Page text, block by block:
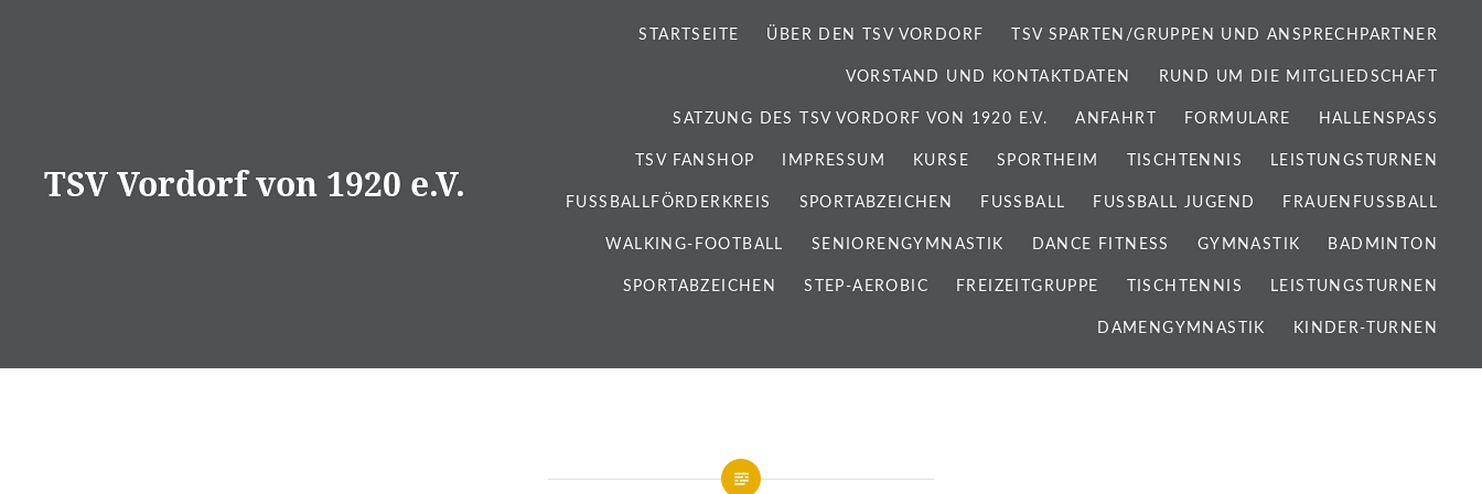
TSV Vordorf von 1920 e.V.
STARTSEITE ÜBER DEN TSV VORDORF TSV SPARTEN/GRUPPEN UND ANSPRECHPARTNER
VORSTAND UND KONTAKTDATEN RUND UM DIE MITGLIEDSCHAFT
SATZUNG DES TSV VORDORF VON 1920 E.V. ANFAHRT FORMULARE HALLENSPASS
TSV FANSHOP IMPRESSUM KURSE SPORTHEIM TISCHTENNIS LEISTUNGSTURNEN
FUSSBALLFÖRDERKREIS SPORTABZEICHEN FUSSBALL FUSSBALL JUGEND FRAUENFUSSBALL
WALKING-FOOTBALL SENIORENGYMNASTIK DANCE FITNESS GYMNASTIK BADMINTON
SPORTABZEICHEN STEP-AEROBIC FREIZEITGRUPPE TISCHTENNIS LEISTUNGSTURNEN
DAMENGYMNASTIK KINDER-TURNEN